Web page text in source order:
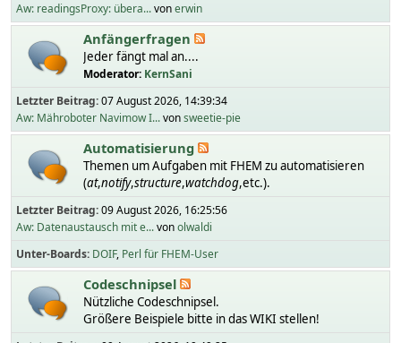
Aw: readingsProxy: übera...vonerwin
Anfängerfragen
Jeder fängt mal an....
Moderator: KernSani
Letzter Beitrag:07 August 2026, 14:39:34
Aw: Mähroboter Navimow I...vonsweetie-pie
Automatisierung
Themen um Aufgaben mit FHEM zu automatisieren
(at,notify,structure,watchdog,etc.).
Letzter Beitrag:09 August 2026, 16:25:56
Aw: Datenaustausch mit e...vonolwaldi
Unter-Boards DOIF Perl für FHEM-User
Codeschnipsel
Nützliche Codeschnipsel.
Größere Beispiele bitte in das WIKI stellen!